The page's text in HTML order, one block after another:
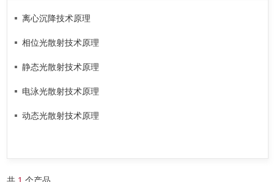
离心沉降技术原理
相位光散射技术原理
静态光散射技术原理
电泳光散射技术原理
动态光散射技术原理